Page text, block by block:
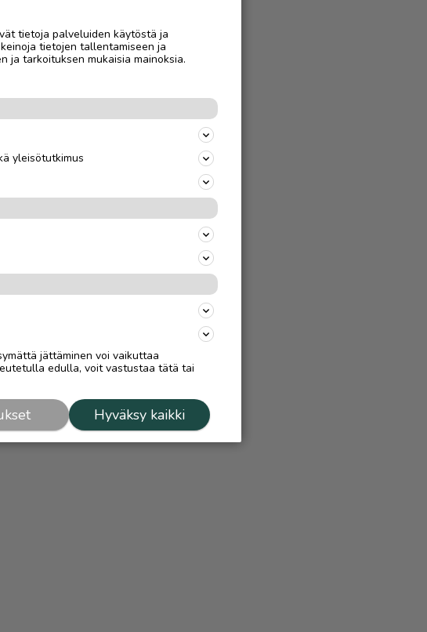
tietoja palveluiden käytöstä ja
tietojen tallentamiseen ja
ja tarkoituksen mukaisia mainoksia.
yleisötutkimus
jättäminen voi vaikuttaa
edulla, voit vastustaa tätä tai
Hyväksy kaikki